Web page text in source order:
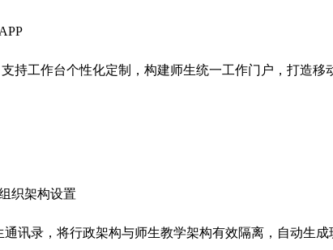
持工作台个性化定制，构建师生统一工作门户，打造移
织架构设置
讯录，将行政架构与师生教学架构有效隔离，自动生